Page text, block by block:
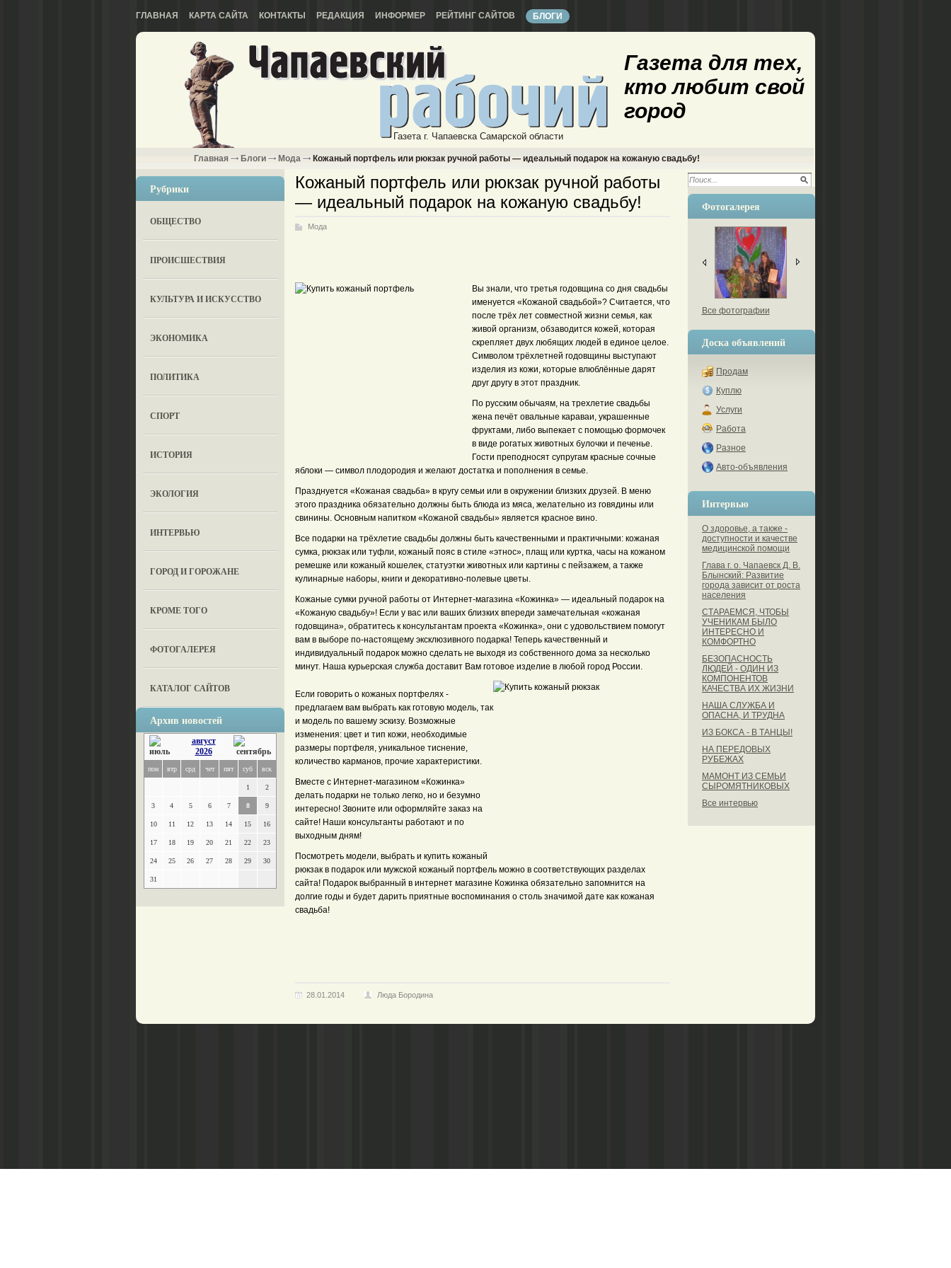
ГЛАВНАЯ КАРТА САЙТА КОНТАКТЫ РЕДАКЦИЯ ИНФОРМЕР РЕЙТИНГ САЙТОВ БЛОГИ
Газета г. Чапаевска Самарской области
Газета для тех,
кто любит свой
город
Главная Блоги Мода Кожаный портфель или рюкзак ручной работы — идеальный подарок на кожаную свадьбу!
Рубрики
ОБЩЕСТВО
ПРОИСШЕСТВИЯ
КУЛЬТУРА И ИСКУССТВО
ЭКОНОМИКА
ПОЛИТИКА
СПОРТ
ИСТОРИЯ
ЭКОЛОГИЯ
ИНТЕРВЬЮ
ГОРОД И ГОРОЖАНЕ
КРОМЕ ТОГО
ФОТОГАЛЕРЕЯ
КАТАЛОГ САЙТОВ
Архив новостей
август
2026
пон втр срд чет пят суб вск
1 2
3 4 5 6 7 8 9
10 11 12 13 14 15 16
17 18 19 20 21 22 23
24 25 26 27 28 29 30
31
Кожаный портфель или рюкзак ручной работы
— идеальный подарок на кожаную свадьбу!
Мода
Вы знали, что третья годовщина со дня свадьбы
именуется «Кожаной свадьбой»? Считается, что
после трёх лет совместной жизни семья, как
живой организм, обзаводится кожей, которая
скрепляет двух любящих людей в единое целое.
Символом трёхлетней годовщины выступают
изделия из кожи, которые влюблённые дарят
друг другу в этот праздник.
По русским обычаям, на трехлетие свадьбы
жена печёт овальные караваи, украшенные
фруктами, либо выпекает с помощью формочек
в виде рогатых животных булочки и печенье.
Гости преподносят супругам красные сочные
яблоки — символ плодородия и желают достатка и пополнения в семье.
Празднуется «Кожаная свадьба» в кругу семьи или в окружении близких друзей. В меню
этого праздника обязательно должны быть блюда из мяса, желательно из говядины или
свинины. Основным напитком «Кожаной свадьбы» является красное вино.
Все подарки на трёхлетие свадьбы должны быть качественными и практичными: кожаная
сумка, рюкзак или туфли, кожаный пояс в стиле «этнос», плащ или куртка, часы на кожаном
ремешке или кожаный кошелек, статуэтки животных или картины с пейзажем, а также
кулинарные наборы, книги и декоративно-полевые цветы.
Кожаные сумки ручной работы от Интернет-магазина «Кожинка» — идеальный подарок на
«Кожаную свадьбу»! Если у вас или ваших близких впереди замечательная «кожаная
годовщина», обратитесь к консультантам проекта «Кожинка», они с удовольствием помогут
вам в выборе по-настоящему эксклюзивного подарка! Теперь качественный и
индивидуальный подарок можно сделать не выходя из собственного дома за несколько
минут. Наша курьерская служба доставит Вам готовое изделие в любой город России.
Если говорить о кожаных портфелях -
предлагаем вам выбрать как готовую модель, так
и модель по вашему эскизу. Возможные
изменения: цвет и тип кожи, необходимые
размеры портфеля, уникальное тиснение,
количество карманов, прочие характеристики.
Вместе с Интернет-магазином «Кожинка»
делать подарки не только легко, но и безумно
интересно! Звоните или оформляйте заказ на
сайте! Наши консультанты работают и по
выходным дням!
Посмотреть модели, выбрать и купить кожаный
рюкзак в подарок или мужской кожаный портфель можно в соответствующих разделах
сайта! Подарок выбранный в интернет магазине Кожинка обязательно запомнится на
долгие годы и будет дарить приятные воспоминания о столь значимой дате как кожаная
свадьба!
28.01.2014 Люда Бородина
Фотогалерея
Все фотографии
Доска объявлений
Продам
Куплю
Услуги
Работа
Разное
Авто-объявления
Интервью
О здоровье, а также -
доступности и качестве
медицинской помощи
Глава г. о. Чапаевск Д. В.
Блынский: Развитие
города зависит от роста
населения
СТАРАЕМСЯ, ЧТОБЫ
УЧЕНИКАМ БЫЛО
ИНТЕРЕСНО И
КОМФОРТНО
БЕЗОПАСНОСТЬ
ЛЮДЕЙ - ОДИН ИЗ
КОМПОНЕНТОВ
КАЧЕСТВА ИХ ЖИЗНИ
НАША СЛУЖБА И
ОПАСНА, И ТРУДНА
ИЗ БОКСА - В ТАНЦЫ!
НА ПЕРЕДОВЫХ
РУБЕЖАХ
МАМОНТ ИЗ СЕМЬИ
СЫРОМЯТНИКОВЫХ
Все интервью